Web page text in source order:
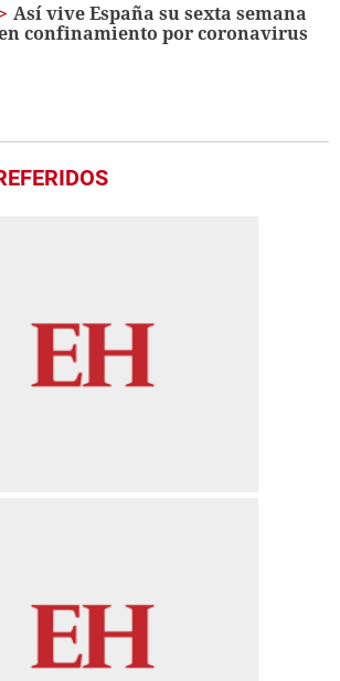
Así vive España su sexta semana
confinamiento por coronavirus